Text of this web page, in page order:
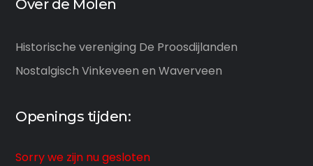
Over de Molen
Historische vereniging De Proosdijlanden
Nostalgisch Vinkeveen en Waverveen
Openings tijden:
Sorry we zijn nu gesloten